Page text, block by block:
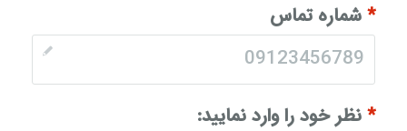
*شماره تماس
*نظر خود را وارد نمایید: